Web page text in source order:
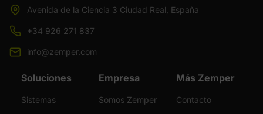
Avenida de la Ciencia 3 Ciudad Real, España
+34 926 271 837
info@zemper.com
Soluciones
Sistemas
Empresa
Somos Zemper
Más Zemper
Contacto